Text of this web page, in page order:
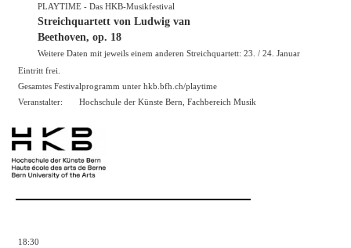
PLAYTIME - Das HKB-Musikfestival
Streichquartett von Ludwig van
Beethoven, op. 18
Weitere Daten mit jeweils einem anderen Streichquartett: 23. / 24. Januar
Eintritt frei.
Gesamtes Festivalprogramm unter hkb.bfh.ch/playtime
Veranstalter:
Hochschule der Künste Bern, Fachbereich Musik
18:30